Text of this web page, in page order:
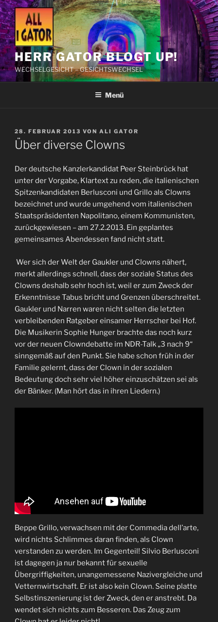
Zum
Inhalt
springen
HERR GATOR BLOGT UP!
WECHSELGESICHT – GESICHTSWECHSEL
Menü
VERÖFFENTLICHT
AM
28. FEBRUAR 2013 VON ALI GATOR
Über diverse Clowns
Der deutsche Kanzlerkandidat Peer Steinbrück hat
unter der Vorgabe, Klartext zu reden, die italienischen
Spitzenkandidaten Berlusconi und Grillo als Clowns
bezeichnet und wurde umgehend vom italienischen
Staatspräsidenten Napolitano, einem Kommunisten,
zurückgewiesen – am 27.2.2013. Ein geplantes
gemeinsames Abendessen fand nicht statt.
Wer sich der Welt der Gaukler und Clowns nähert,
merkt allerdings schnell, dass der soziale Status des
Clowns deshalb sehr hoch ist, weil er zum Zweck der
Erkenntnisse Tabus bricht und Grenzen überschreitet.
Gaukler und Narren waren nicht selten die letzten
verbleibenden Ratgeber einsamer Herrscher bei Hof.
Die Musikerin Sophie Hunger brachte das noch kurz
vor der neuen Clowndebatte im NDR-Talk „3 nach 9“
sinngemäß auf den Punkt. Sie habe schon früh in der
Familie gelernt, dass der Clown in der sozialen
Bedeutung doch sehr viel höher einzuschätzen sei als
der Bänker. (Man hört das in ihren Liedern.)
Beppe Grillo, verwachsen mit der Commedia dell’arte,
wird nichts Schlimmes daran finden, als Clown
verstanden zu werden. Im Gegenteil! Silvio Berlusconi
ist dagegen ja nur bekannt für sexuelle
Übergriffigkeiten, unangemessene Nazivergleiche und
Vetternwirtschaft. Er ist also kein Clown. Seine platte
Selbstinszenierung ist der Zweck, den er anstrebt. Da
wendet sich nichts zum Besseren. Das Zeug zum